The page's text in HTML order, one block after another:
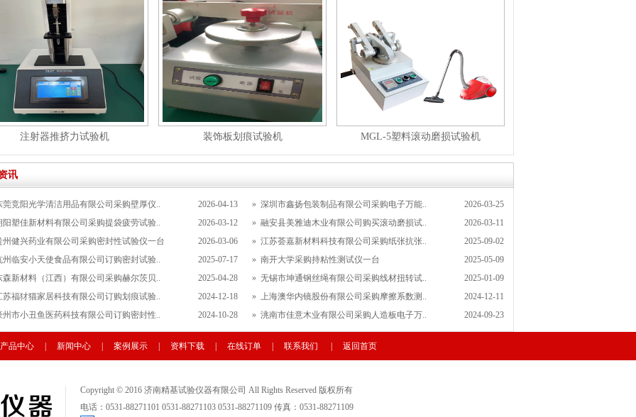
注射器推挤力试验机 装饰板划痕试验机 MGL-5塑料滚动磨损试验机
讯
2026-04-13
莞竞阳光学清洁用品有限公司采购壁厚仪.. 2026-03-25
» 深圳市鑫扬包装制品有限公司采购电子万能..
2026-03-12
阳塑佳新材料有限公司采购提袋疲劳试验.. 2026-03-11
» 融安县美雅迪木业有限公司购买滚动磨损试..
2026-03-06
州健兴药业有限公司采购密封性试验仪一台 2025-09-02
» 江苏荟嘉新材料科技有限公司采购纸张抗张..
2025-07-17
州临安小天使食品有限公司订购密封试验.. 2025-05-09
» 南开大学采购持粘性测试仪一台
2025-04-28
森新材料（江西）有限公司采购赫尔茨贝.. 2025-01-09
» 无锡市坤通钢丝绳有限公司采购线材扭转试..
2024-12-18
苏福犲猫家居科技有限公司订购划痕试验.. 2024-12-11
» 上海澳华内镜股份有限公司采购摩擦系数测..
2024-10-28
州市小丑鱼医药科技有限公司订购密封性.. 2024-09-23
» 洮南市佳意木业有限公司采购人造板电子万..
产品中心 新闻中心 案例展示 资料下载 在线订单 联系我们 返回首页
Copyright © 2016 济南精基试验仪器有限公司 All Rights Reserved 版权所有
电话：0531-88271101 0531-88271103 0531-88271109 传真：0531-88271109